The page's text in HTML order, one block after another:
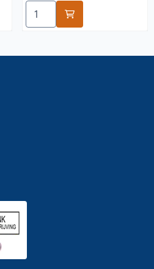
12.9
Anzahl wählen für m3x30